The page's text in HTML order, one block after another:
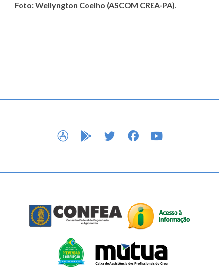
Foto: Wellyngton Coelho (ASCOM CREA-PA).
APP STOREGOOGLE PLAY
TWITTERFACEBOOK